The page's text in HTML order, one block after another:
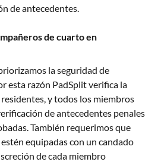
de antecedentes.
de cuarto en
la seguridad de
esta razón PadSplit verifica la
y todos los miembros
de antecedentes penales
También requerimos que
equipadas con un candado
de cada miembro